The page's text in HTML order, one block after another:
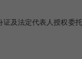
及法定代表人授权委